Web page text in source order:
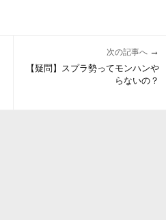
次の記事へ →
【疑問】スプラ勢ってモンハンや
らないの？